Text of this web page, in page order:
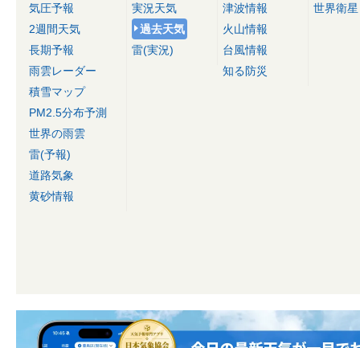
気圧予報
2週間天気
長期予報
雨雲レーダー
積雪マップ
PM2.5分布予測
世界の雨雲
雷(予報)
道路気象
黄砂情報
実況天気
過去天気
雷(実況)
津波情報
火山情報
台風情報
知る防災
世界衛星